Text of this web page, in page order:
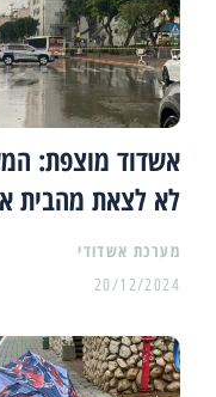
אשדוד מוצפת:
לא לצאת מהבית
מערכת אשדודי
20/12/2024